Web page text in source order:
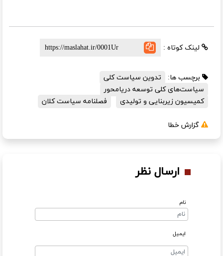
لینک کوتاه :
برچسب ها:
تدوین سیاست کلی
سیاست‌های کلی توسعه دریامحور
کمیسیون زیربنایی و تولیدی
فصلنامه سیاست کلان
گزارش خطا
ارسال نظر
نام
ایمیل